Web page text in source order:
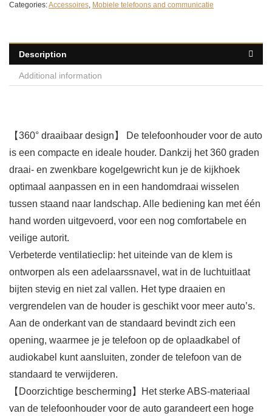
Categories:Accessoires, Mobiele telefoons and communicatie
Description
Additional information
【360° draaibaar design】 De telefoonhouder voor de auto
is een compacte en ideale houder. Dankzij het 360 graden
draai- en zwenkbare kogelgewricht kun je de kijkhoek
optimaal aanpassen en in een handomdraai wisselen
tussen staand naar landschap. Alle bediening kan met één
hand worden uitgevoerd, voor een nog comfortabele en
veilige autorit.
Verbeterde ventilatieclip: het uiteinde van de klem is
ontworpen als een adelaarssnavel, wat in de luchtuitlaat
bijten stevig en niet zal vallen. Het type draaien en
vergrendelen van de houder is geschikt voor meer auto’s.
Aan de onderkant van de standaard bevindt zich een
opening, waarmee je je telefoon op de oplaadkabel of
audiokabel kunt aansluiten, zonder de telefoon van de
standaard te verwijderen.
【Doorzichtige bescherming】Het sterke ABS-materiaal
van de telefoonhouder voor de auto garandeert een hoge